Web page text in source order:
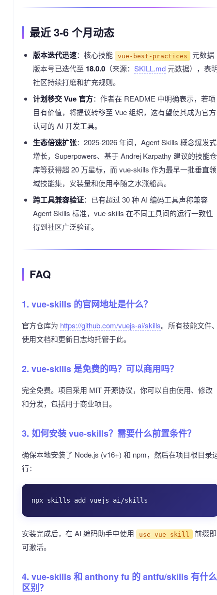
最近 3-6 个月动态
版本迭代迅速：核心技能 vue-best-practices
元数据
版本号已迭代至 18.0.0（来源： SKILL.md元数据），表
社区持续打磨和扩充规则。
计划移交 Vue 官方：作者在 README 中明确表示，若项
目有价值，将提议转移至 Vue 组织，这有望使其成为官方
认可的 AI 开发工具。
生态倍速扩张：2025-2026 年间，Agent Skills 概念爆发式
增长，Superpowers、基于 Andrej Karpathy 建议的技能仓
库等获得超 20 万星标，而 vue-skills 作为最早一批垂直领
域技能集，安装量和使用率随之水涨船高。
跨工具兼容验证：已有超过 30 种 AI 编码工具声称兼容
Agent Skills 标准，vue-skills 在不同工具间的运行一致性
得到社区广泛验证。
FAQ
1. vue-skills 的官网地址是什么？
官方仓库为 https://github.com/vuejs-ai/skills。所有技能文件
使用文档和更新日志均托管于此。
2. vue-skills 是免费的吗？可以商用吗？
完全免费。项目采用 MIT 开源协议，你可以自由使用、修改
和分发，包括用于商业项目。
3. 如何安装 vue-skills？需要什么前置条件？
确保本地安装了 Node.js (v16+) 和 npm，然后在项目根目录
行：
安装完成后，在 AI 编码助手中使用 use vue skill
前缀即
可激活。
4. vue-skills 和 anthony fu 的 antfu/skills 有什么
区别？